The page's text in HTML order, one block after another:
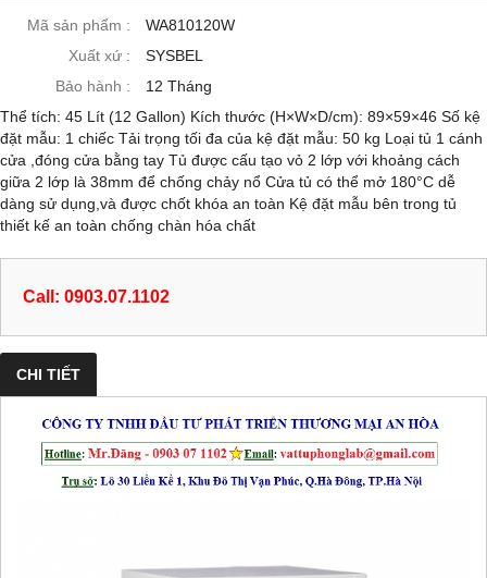
Mã sản phẩm :
WA810120W
Xuất xứ :
SYSBEL
Bảo hành :
12 Tháng
Thể tích: 45 Lít (12 Gallon) Kích thước (H×W×D/cm): 89×59×46 Số kệ
đặt mẫu: 1 chiếc Tải trọng tối đa của kệ đặt mẫu: 50 kg Loại tủ 1 cánh
cửa ,đóng cửa bằng tay Tủ được cấu tạo vỏ 2 lớp với khoảng cách
giữa 2 lớp là 38mm để chống chảy nổ Cửa tủ có thể mở 180°C dễ
dàng sử dụng,và được chốt khóa an toàn Kệ đặt mẫu bên trong tủ
thiết kế an toàn chống chàn hóa chất
Call: 0903.07.1102
CHI TIẾT